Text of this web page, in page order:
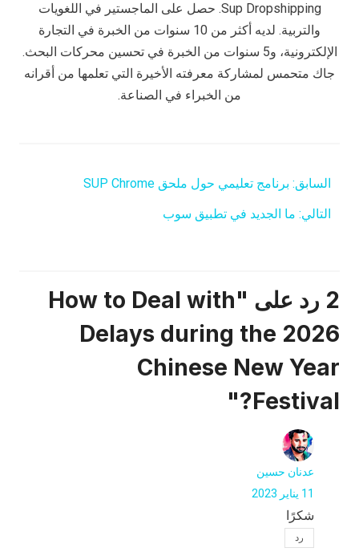
Sup Dropshipping. حصل على الماجستير في اللغويات
والتربية. لديه أكثر من 10 سنوات من الخبرة في التجارة
الإلكترونية، و5 سنوات من الخبرة في تحسين محركات البحث.
جاك متحمس لمشاركة معرفته الأخيرة التي تعلمها من أقرانه
من الخبراء في الصناعة.
السابق: برنامج تعليمي حول ملحق SUP Chrome
التالي: ما الجديد في تطبيق سوب
2 رد على "How to Deal with
Delays during the 2026
Chinese New Year
Festival?"
عدنان حسين
11 يناير 2023
شكرًا
رد